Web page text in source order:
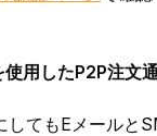
用したP2P注文
してもEメールと